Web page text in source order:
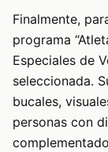
Finalmente,
programa
Especiales de
seleccionada.
bucales,
personas con